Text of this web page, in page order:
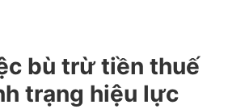
bù trừ tiền thuế
trạng hiệu lực